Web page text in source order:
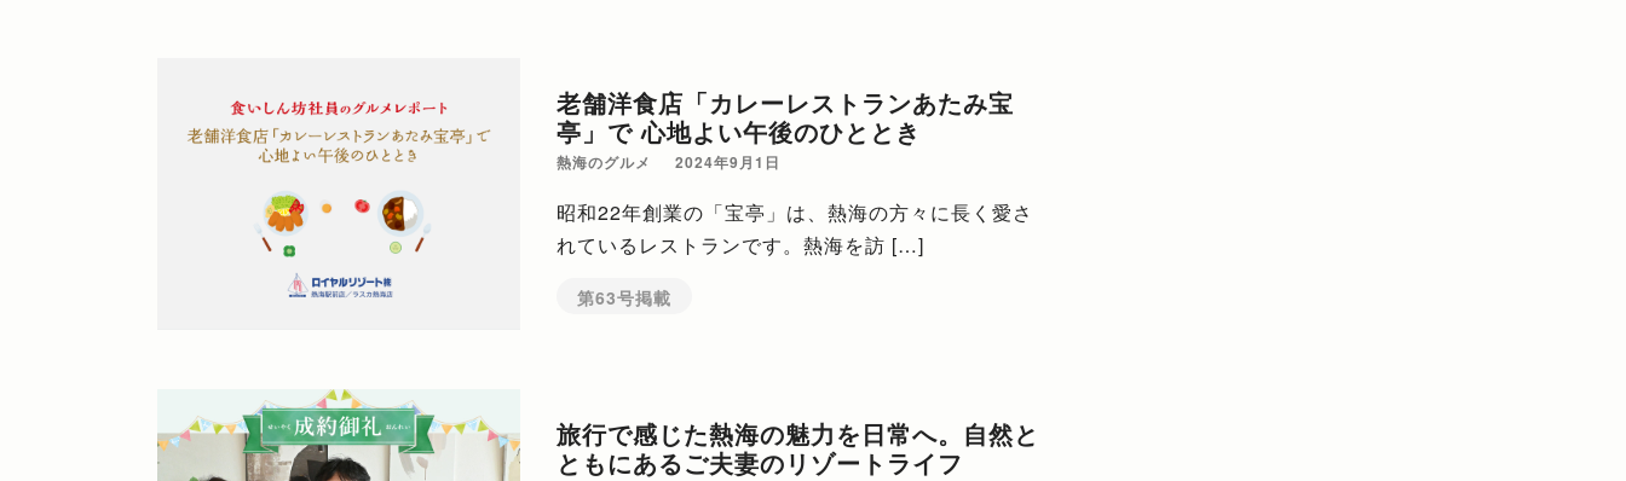
老舗洋食店「カレーレストランあたみ宝
亭」で 心地よい午後のひととき
熱海のグルメ 2024年9月1日
昭和22年創業の「宝亭」は、熱海の方々に長く愛さ
れているレストランです。熱海を訪 […]
第63号掲載
旅行で感じた熱海の魅力を日常へ。自然と
ともにあるご夫妻のリゾートライフ